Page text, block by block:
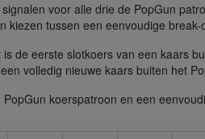
voor alle drie de PopGun
kiezen tussen een eenvoudige
de eerste slotkoers van een kaars
volledig nieuwe kaars buiten het
PopGun koerspatroon en een